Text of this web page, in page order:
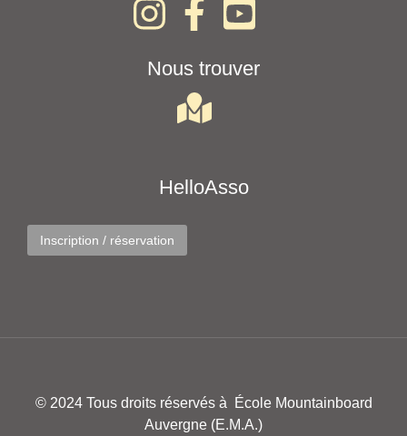
Nous trouver
HelloAsso
Inscription / réservation
© 2024 Tous droits réservés à École Mountainboard
Auvergne (E.M.A.)